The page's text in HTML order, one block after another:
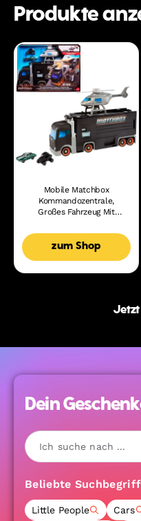
Produkte
Mobile Matchbox
Kommandozentrale,
Großes Fahrzeug Mit
Spielzeugautos Aus Dem
Film
zum Shop
Dein
Beliebte
Little People Cars